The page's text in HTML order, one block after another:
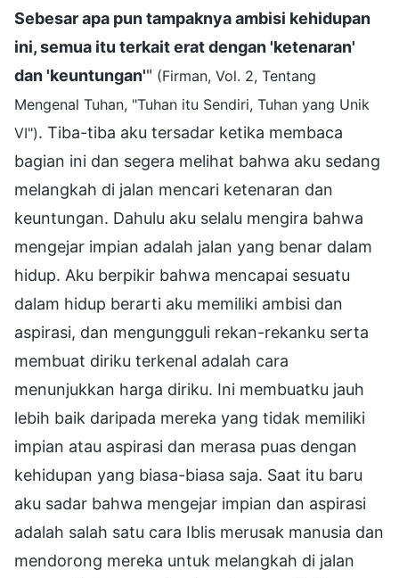
Sebesar apa pun tampaknya ambisi kehidupan
ini, semua itu terkait erat dengan 'ketenaran'
dan 'keuntungan'" (Firman, Vol. 2, Tentang
Mengenal Tuhan, "Tuhan itu Sendiri, Tuhan yang Unik
VI"). Tiba-tiba aku tersadar ketika membaca
bagian ini dan segera melihat bahwa aku sedang
melangkah di jalan mencari ketenaran dan
keuntungan. Dahulu aku selalu mengira bahwa
mengejar impian adalah jalan yang benar dalam
hidup. Aku berpikir bahwa mencapai sesuatu
dalam hidup berarti aku memiliki ambisi dan
aspirasi, dan mengungguli rekan-rekanku serta
membuat diriku terkenal adalah cara
menunjukkan harga diriku. Ini membuatku jauh
lebih baik daripada mereka yang tidak memiliki
impian atau aspirasi dan merasa puas dengan
kehidupan yang biasa-biasa saja. Saat itu baru
aku sadar bahwa mengejar impian dan aspirasi
adalah salah satu cara Iblis merusak manusia dan
mendorong mereka untuk melangkah di jalan